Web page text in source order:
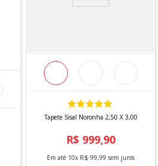
e externas
Tapete Sisal Noronha 2,50 X 3,00
R$ 999,90
Em até 10x R$ 99,99 sem juros